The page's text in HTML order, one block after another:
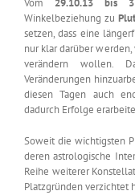
Winkelbeziehung zu
setzen, dass eine
nur klar darüber
verändern wollen.
Veränderungen
diesen Tagen auch
dadurch Erfolge
Soweit die wichtigsten
deren astrologische
Reihe weiterer
Platzgründen verzichtet